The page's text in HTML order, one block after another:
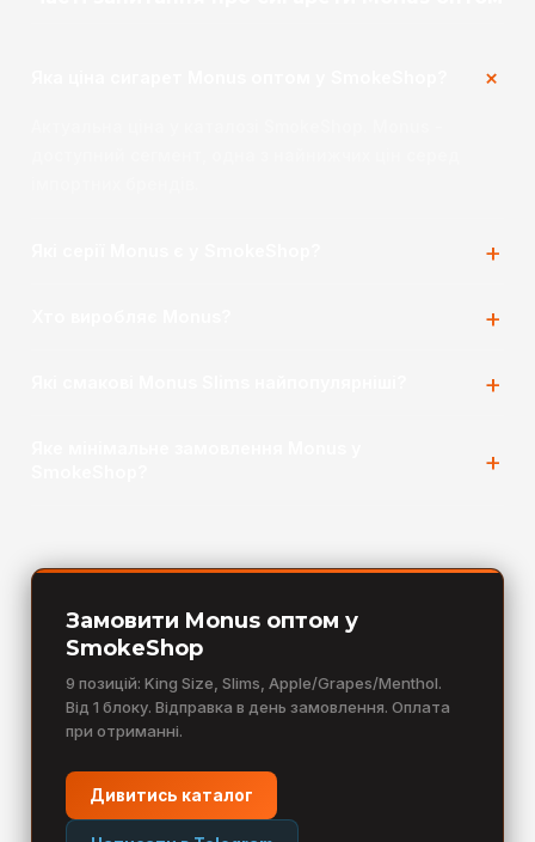
Замовити Monus оптом у
SmokeShop
9 позицій: King Size, Slims, Apple/Grapes/Menthol.
Від 1 блоку. Відправка в день замовлення. Оплата
при отриманні.
Дивитись каталог